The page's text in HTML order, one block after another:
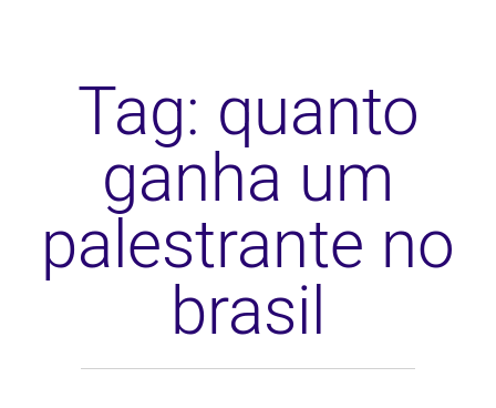
Tag: quanto
ganha um
palestrante no
brasil